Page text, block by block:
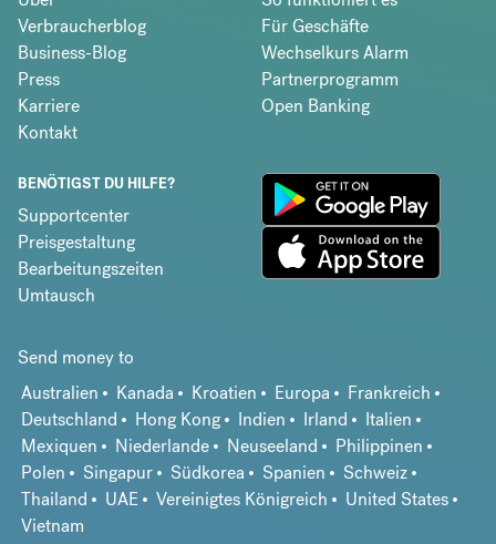
Verbraucherblog
Business-Blog
Press
Karriere
Kontakt
Für Geschäfte
Wechselkurs Alarm
Partnerprogramm
Open Banking
BENÖTIGST DU HILFE?
Supportcenter
Preisgestaltung
Bearbeitungszeiten
Umtausch
Send money to
Australien
Kanada Kroatien Europa
Frankreich
Deutschland
Hong Kong Indien Irland
Italien
Mexiquen
Niederlande Neuseeland
Philippinen
Polen
Singapur Südkorea Spanien
Schweiz
Thailand
UAE Vereinigtes Königreich
United States
Vietnam